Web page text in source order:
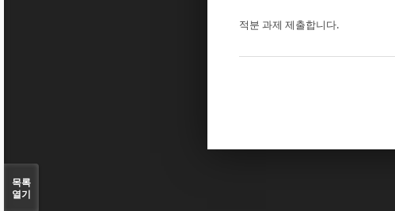
적분 과제 제출합니다.
목록
열기